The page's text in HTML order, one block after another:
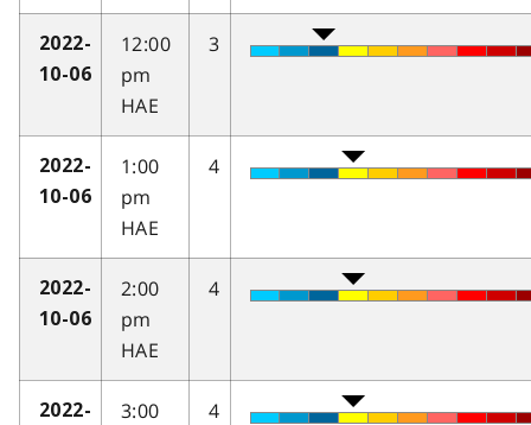
2022-
10-06
12:00
pm
HAE
3
2022-
10-06
1:00
pm
HAE
4
2022-
10-06
2:00
pm
HAE
4
2022-
3:00
4